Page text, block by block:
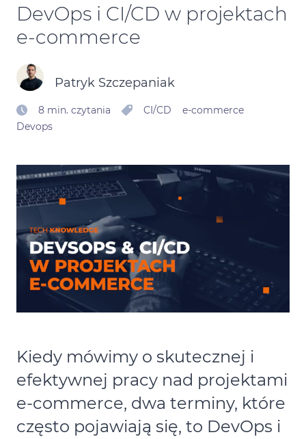
Kontakt
Kalendarz Black Friday
DevOps i CI/CD w projektach
e‑commerce
Patryk Szczepaniak
8 min. czytania CI/CD
e-commerce
Devops
Kiedy mówimy o skutecznej i
efektywnej pracy nad projektami
e-commerce, dwa terminy, które
często pojawiają się, to DevOps i